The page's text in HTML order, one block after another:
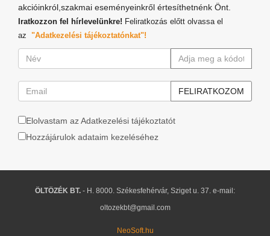
akcióinkról,szakmai eseményeinkről értesíthetnénk Önt.
Iratkozzon fel hírlevelünkre! Feliratkozás előtt olvassa el
az "Adatkezelési tájékoztatónkat"!
Elolvastam az Adatkezelési tájékoztatót
Hozzájárulok adataim kezeléséhez
ÖLTÖZÉK BT. - H. 8000. Székesfehérvár, Sziget u. 37. e-mail:
oltozekbt@gmail.com
NeoSoft.hu